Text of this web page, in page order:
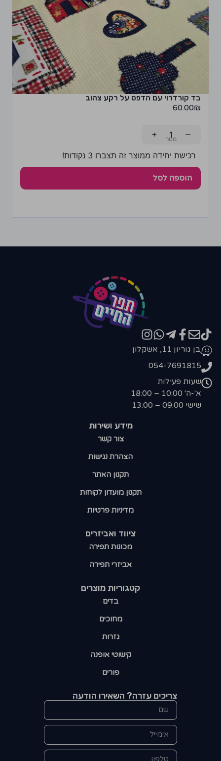
בד קורדרוי עם הדפס על רקע צהוב
60.00₪
−
+
רכישת יחידה ממוצר זה תצברו 3 נקודות!
הוספה לסל
קטגוריות מוצרים​
בדים
מחוכים
גזרות
קישוטי אופנה
פורים
ציווד ואביזרים
מכונות תפירה
אביזרי תפירה
מידע ושירות
צור קשר
הצהרת נגישות
תקנון האתר
תקנון מועדון לקוחות
מדיניות פרטיות
בן גוריון 11, אשקלון
054-7691815
שעות פעילות
א'-ה' 10:00 – 18:00
שישי 09:00 – 13:00
צריכים עזרה? השאירו הודעה